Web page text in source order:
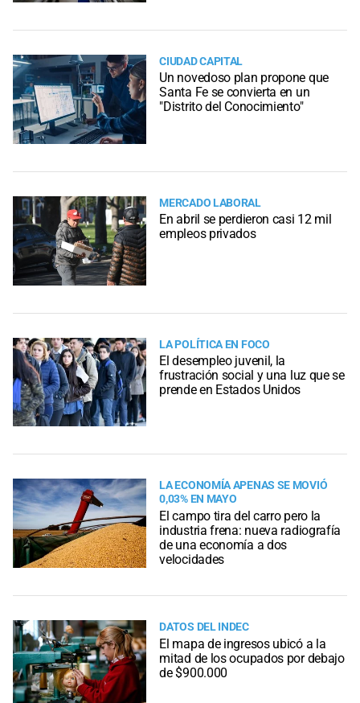
CIUDAD CAPITAL
Un novedoso plan propone que
Santa Fe se convierta en un
"Distrito del Conocimiento"
MERCADO LABORAL
En abril se perdieron casi 12 mil
empleos privados
LA POLÍTICA EN FOCO
El desempleo juvenil, la
frustración social y una luz que se
prende en Estados Unidos
LA ECONOMÍA APENAS SE MOVIÓ
0,03% EN MAYO
El campo tira del carro pero la
industria frena: nueva radiografía
de una economía a dos
velocidades
DATOS DEL INDEC
El mapa de ingresos ubicó a la
mitad de los ocupados por debajo
de $900.000